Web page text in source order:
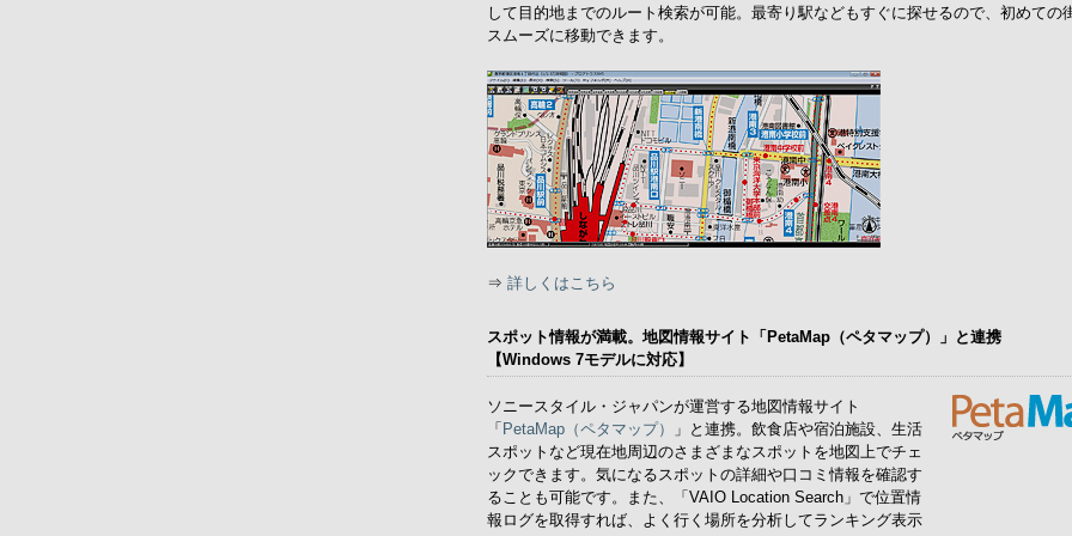
して目的地までのルート検索が可能。最寄り駅などもすぐに探せるので、初めての
スムーズに移動できます。
⇒ 詳しくはこちら
スポット情報が満載。地図情報サイト「PetaMap（ペタマップ）」と連携
【Windows 7モデルに対応】
ソニースタイル・ジャパンが運営する地図情報サイト
「 PetaMap（ペタマップ）
」と連携。飲食店や宿泊施設、生活
スポットなど現在地周辺のさまざまなスポットを地図上でチェ
ックできます。気になるスポットの詳細や口コミ情報を確認す
ることも可能です。また、「VAIO Location Search」で位置情
報ログを取得すれば、よく行く場所を分析してランキング表示